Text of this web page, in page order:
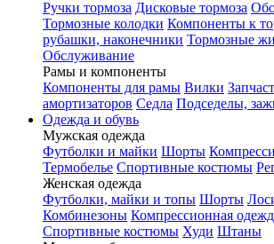
Ручки тормоза Дисковые тормоза
Тормозные колодки Компоненты к
рубашки, наконечники Тормозные
Обслуживание
Рамы и компоненты
Компоненты для рамы Вилки
амортизаторов Седла Подседелы,
Одежда и обувь
Мужская одежда
Футболки и майки Шорты
Термобелье Спортивные костюмы
Женская одежда
Футболки, майки и топы Шорты
Комбинезоны Компрессионная
Спортивные костюмы Худи Штаны